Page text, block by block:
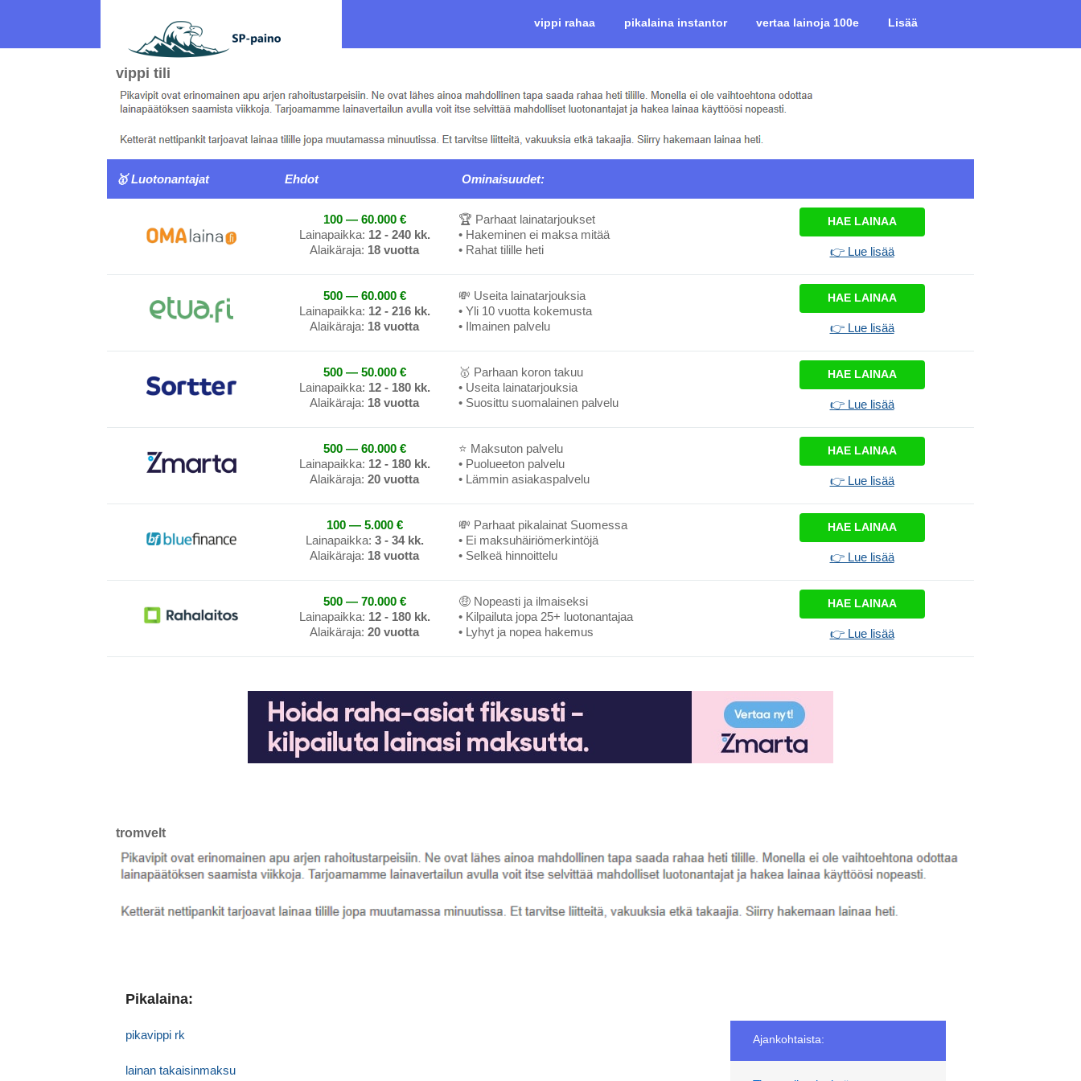
vippi rahaa pikalaina instantor vertaa lainoja 100e Lisää
vippi tili
🥇 Luotonantajat Ehdot Ominaisuudet:
100 — 60.000 €
Lainapaikka: 12 - 240 kk.
Alaikäraja: 18 vuotta
🏆 Parhaat lainatarjoukset
• Hakeminen ei maksa mitää
• Rahat tilille heti
HAE LAINAA
👉 Lue lisää
500 — 60.000 €
Lainapaikka: 12 - 216 kk.
Alaikäraja: 18 vuotta
💸 Useita lainatarjouksia
• Yli 10 vuotta kokemusta
• Ilmainen palvelu
HAE LAINAA
👉 Lue lisää
500 — 50.000 €
Lainapaikka: 12 - 180 kk.
Alaikäraja: 18 vuotta
🥇 Parhaan koron takuu
• Useita lainatarjouksia
• Suosittu suomalainen palvelu
HAE LAINAA
👉 Lue lisää
500 — 60.000 €
Lainapaikka: 12 - 180 kk.
Alaikäraja: 20 vuotta
⭐ Maksuton palvelu
• Puolueeton palvelu
• Lämmin asiakaspalvelu
HAE LAINAA
👉 Lue lisää
100 — 5.000 €
Lainapaikka: 3 - 34 kk.
Alaikäraja: 18 vuotta
💸 Parhaat pikalainat Suomessa
• Ei maksuhäiriömerkintöjä
• Selkeä hinnoittelu
HAE LAINAA
👉 Lue lisää
500 — 70.000 €
Lainapaikka: 12 - 180 kk.
Alaikäraja: 20 vuotta
🤑 Nopeasti ja ilmaiseksi
• Kilpailuta jopa 25+ luotonantajaa
• Lyhyt ja nopea hakemus
HAE LAINAA
👉 Lue lisää
tromvelt
Ajankohtaista:
Pikalaina:
pikavippi rk
lainan takaisinmaksu